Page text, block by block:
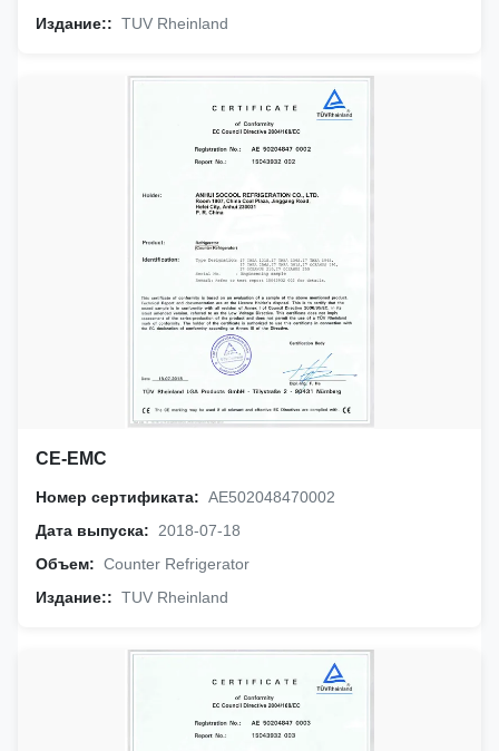
Издание:: TUV Rheinland
CE-EMC
Номер сертификата: AE502048470002
Дата выпуска:
2018-07-18
Объем: Counter Refrigerator
Издание:: TUV Rheinland